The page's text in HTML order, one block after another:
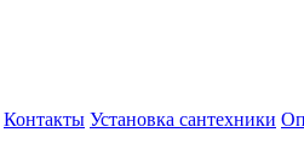
Контакты Установка сантехники